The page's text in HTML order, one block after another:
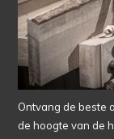
Ontvang de beste
de hoogte van de